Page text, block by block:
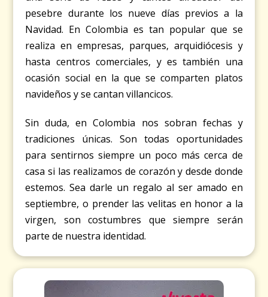
pesebre durante los nueve días previos a la
Navidad. En Colombia es tan popular que se
realiza en empresas, parques, arquidiócesis y
hasta centros comerciales, y es también una
ocasión social en la que se comparten platos
navideños y se cantan villancicos.
Sin duda, en Colombia nos sobran fechas y
tradiciones únicas. Son todas oportunidades
para sentirnos siempre un poco más cerca de
casa si las realizamos de corazón y desde donde
estemos. Sea darle un regalo al ser amado en
septiembre, o prender las velitas en honor a la
virgen, son costumbres que siempre serán
parte de nuestra identidad.